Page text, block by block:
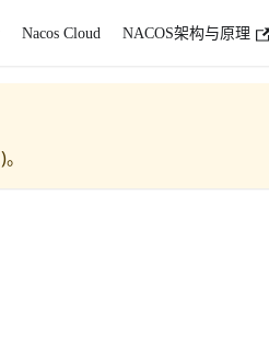
Nacos Cloud NACOS架构与原理
)。